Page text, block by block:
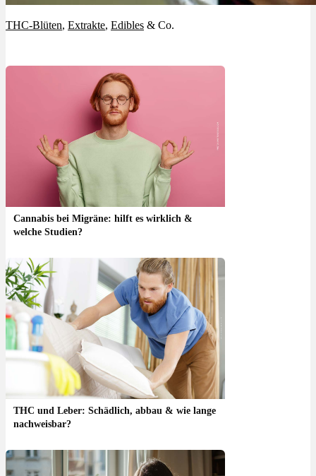
THC-Blüten, Extrakte, Edibles & Co.
Cannabis bei Migräne: hilft es wirklich &
welche Studien?
THC und Leber: Schädlich, abbau & wie lange
nachweisbar?